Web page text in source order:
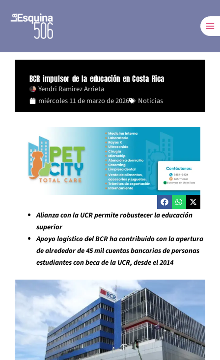
BCR impulsor de la educación en Costa Rica
Yendri Ramìrez Arrieta
miércoles 11 de marzo de 2026
Noticias
Alianza con la UCR permite robustecer la educación
superior
Apoyo logístico del BCR ha contribuido con la apertura
de alrededor de 45 mil cuentas bancarias de personas
estudiantes con beca de la UCR, desde el 2014